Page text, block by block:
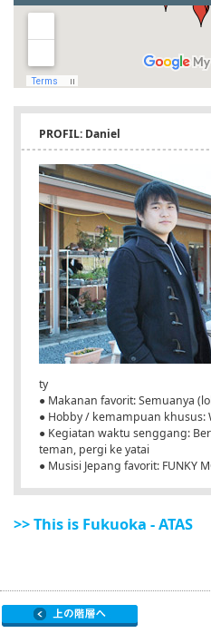
PROFIL: Daniel
ty
● Makanan favorit: Semuanya
● Hobby / kemampuan khusus:
● Kegiatan waktu senggang:
teman, pergi ke yatai
● Musisi Jepang favorit: FUNKY
>> This is Fukuoka - ATAS